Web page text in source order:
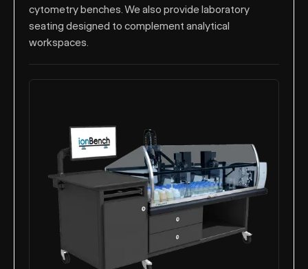
cytometry benches. We also provide laboratory
seating designed to complement analytical
workspaces.